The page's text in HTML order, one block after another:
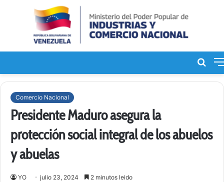
de
Comercio Nacional
Presidente Maduro asegura la
protección social integral de los abuelos
y abuelas
YO julio 23, 2024 2 minutos leido